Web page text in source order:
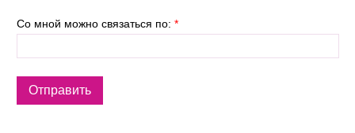
Со мной можно связаться по: *